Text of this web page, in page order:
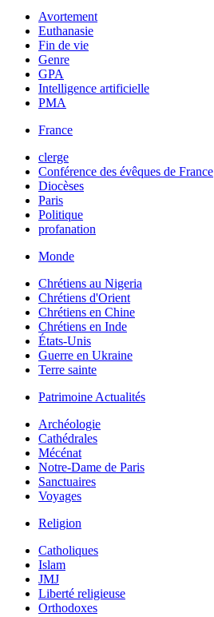
Avortement
Euthanasie
Fin de vie
Genre
GPA
Intelligence artificielle
PMA
France
clerge
Conférence des évêques de France
Diocèses
Paris
Politique
profanation
Monde
Chrétiens au Nigeria
Chrétiens d'Orient
Chrétiens en Chine
Chrétiens en Inde
États-Unis
Guerre en Ukraine
Terre sainte
Patrimoine Actualités
Archéologie
Cathédrales
Mécénat
Notre-Dame de Paris
Sanctuaires
Voyages
Religion
Catholiques
Islam
JMJ
Liberté religieuse
Orthodoxes